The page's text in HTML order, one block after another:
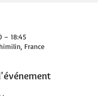
– 18:45
France